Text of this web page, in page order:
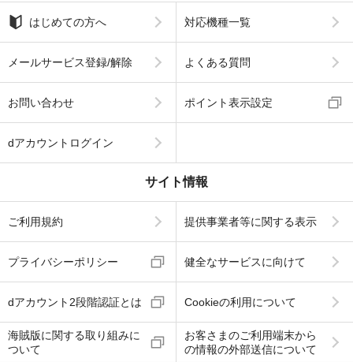
はじめての方へ 対応機種一覧
メールサービス登録/解除 よくある質問
お問い合わせ ポイント表示設定
dアカウントログイン
サイト情報
ご利用規約 提供事業者等に関する表示
プライバシーポリシー 健全なサービスに向けて
dアカウント2段階認証とは Cookieの利用について
海賊版に関する取り組みに
ついて
お客さまのご利用端末から
の情報の外部送信について